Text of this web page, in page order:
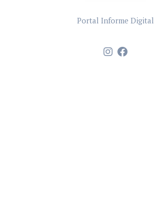
Portal Informe Digital